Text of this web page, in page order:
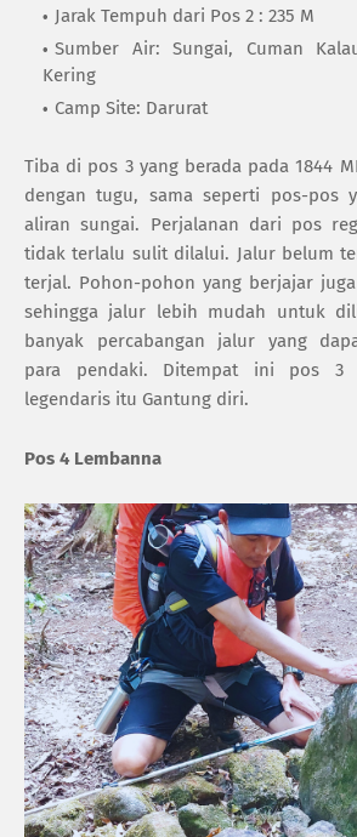
Jarak Tempuh dari Pos 2 : 235 M
Sumber Air: Sungai, Cuman
Kering
Camp Site: Darurat
Tiba di pos 3 yang berada pada 1844
dengan tugu, sama seperti pos-pos
aliran sungai. Perjalanan dari pos
tidak terlalu sulit dilalui. Jalur belum
terjal. Pohon-pohon yang berjajar
sehingga jalur lebih mudah untuk
banyak percabangan jalur yang
para pendaki. Ditempat ini pos 3
legendaris itu Gantung diri.
Pos 4 Lembanna